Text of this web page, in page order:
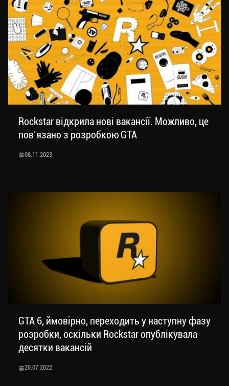
Rockstar відкрила нові вакансії. Можливо, це
пов’язано з розробкою GTA
08.11.2023
GTA 6, ймовірно, переходить у наступну фазу
розробки, оскільки Rockstar опублікувала
десятки вакансій
20.07.2022